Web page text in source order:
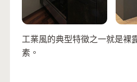
工業風的典型特徵之一就是裸
素。